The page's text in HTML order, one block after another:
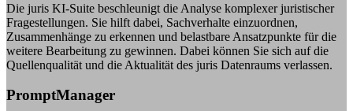
Die juris KI-Suite beschleunigt die Analyse komplexer juristischer
Fragestellungen. Sie hilft dabei, Sachverhalte einzuordnen,
Zusammenhänge zu erkennen und belastbare Ansatzpunkte für die
weitere Bearbeitung zu gewinnen. Dabei können Sie sich auf die
Quellenqualität und die Aktualität des juris Datenraums verlassen.
PromptManager